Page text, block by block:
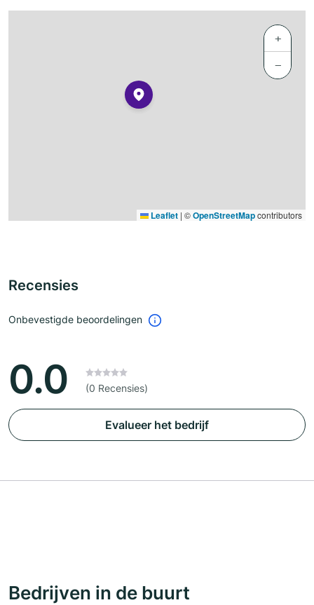
+
−
Leaflet | ©OpenStreetMapcontributors
Recensies
Onbevestigde beoordelingen
0.0 (0 Recensies)
Evalueer het bedrijf
Bedrijven in de buurt